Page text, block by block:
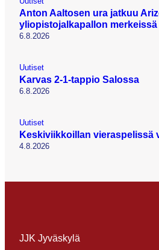
Anton Aaltosen ura jatkuu
yliopistojalkapallon merkeissä
6.8.2026
Uutiset
Karvas 2-1-tappio Salossa
6.8.2026
Uutiset
Keskiviikkoillan vieraspelissä
4.8.2026
JJK Jyväskylä